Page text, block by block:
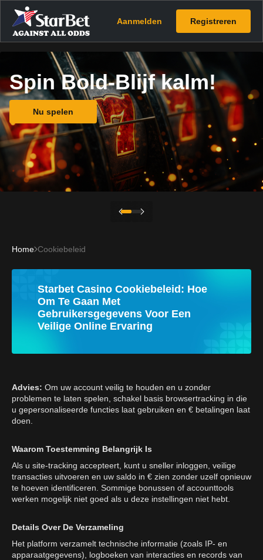
Aanmelden Registreren
Spin Bold-Blijf kalm!
Nu spelen
Home Cookiebeleid
Starbet Casino Cookiebeleid: Hoe
Om Te Gaan Met
Gebruikersgegevens Voor Een
Veilige Online Ervaring
Advies: Om uw account veilig te houden en u zonder
problemen te laten spelen, schakel basis browsertracking in die
u gepersonaliseerde functies laat gebruiken en € betalingen laat
doen.
Waarom Toestemming Belangrijk Is
Als u site-tracking accepteert, kunt u sneller inloggen, veilige
transacties uitvoeren en uw saldo in € zien zonder uzelf opnieuw
te hoeven identificeren. Sommige bonussen of accounttools
werken mogelijk niet goed als u deze instellingen niet hebt.
Details Over De Verzameling
Het platform verzamelt technische informatie (zoals IP- en
apparaatgegevens), logboeken van interacties en records van